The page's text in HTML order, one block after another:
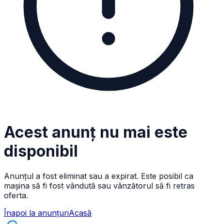
Acest anunț nu mai este
disponibil
Anunțul a fost eliminat sau a expirat. Este posibil ca
mașina să fi fost vândută sau vânzătorul să fi retras
oferta.
Înapoi la anunțuriAcasă